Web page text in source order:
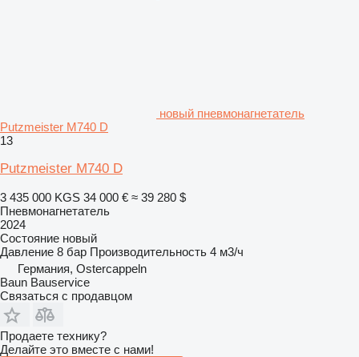
новый пневмонагнетатель
Putzmeister M740 D
13
Putzmeister M740 D
3 435 000 KGS 34 000 € ≈ 39 280 $
Пневмонагнетатель
2024
Состояние новый
Давление 8 бар Производительность 4 м3/ч
Германия, Ostercappeln
Baun Bauservice
Связаться с продавцом
Продаете технику?
Делайте это вместе с нами!